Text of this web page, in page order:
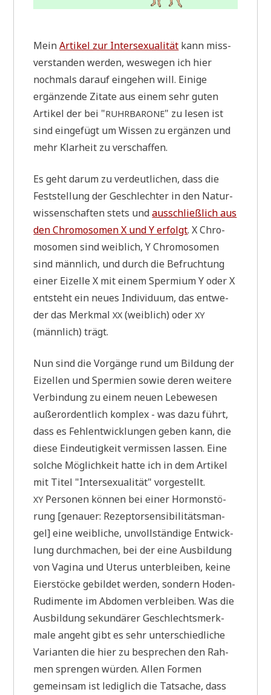
o
r
z
S
n
n
g
MeinArti­kel zur Inter­se­xua­li­tät kann miss­
ver­stan­den wer­den, wes­we­gen ich hier
noch­mals dar­auf ein­ge­hen will. Eini­ge
ergän­zen­de Zita­te aus einem sehr guten
Arti­kel der bei "RUHRBARONE" zu lesen ist
sind ein­ge­fügt um Wis­sen zu ergän­zen und
mehr Klar­heit zu verschaffen.
Es geht dar­um zu ver­deut­li­chen, dass die
Fest­stel­lung der Geschlech­ter in den Natur­
wis­sen­schaf­ten stets undaus­schließ­lich aus
den Chro­mo­so­men X und Y erfolgt. X Chro­
mo­so­men sind weib­lich, Y Chro­mo­so­men
sind männ­lich, und durch die Befruch­tung
einer Eizel­le X mit einem Sper­mi­um Y oder X
ent­steht ein neu­es Indi­vi­du­um, das ent­we­
der das Merk­malXX (weib­lich) oderXY
(männ­lich) trägt.
Nun sind die Vor­gän­ge rund um Bil­dung der
Eizel­len und Sper­mi­en sowie deren wei­te­re
Ver­bin­dung zu einem neu­en Lebe­we­sen
außer­or­dent­lich kom­plex - was dazu führt,
dass es Fehl­ent­wick­lun­gen geben kann, die
die­se Ein­deu­tig­keit ver­mis­sen las­sen. Eine
sol­che Mög­lich­keit hat­te ich in dem Arti­kel
mit Titel "Inter­se­xua­li­tät" vorgestellt.
XYPer­so­nen kön­nen bei einer Hor­mon­stö­
rung [genau­er: Rezep­tor­sen­si­bi­li­täts­man­
gel] eine weib­li­che, unvoll­stän­di­ge Ent­wick­
lung durch­ma­chen, bei der eine Aus­bil­dung
von Vagi­na und Ute­rus unter­blei­ben, kei­ne
Eier­stöcke gebil­det wer­den, son­dern Hoden-
Rudi­men­te im Abdo­men ver­blei­ben. Was die
Aus­bil­dung sekun­dä­rer Geschlechts­merk­
ma­le angeht gibt es sehr unter­schied­li­che
Vari­an­ten die hier zu bespre­chen den Rah­
men spren­gen wür­den. Allen For­men
gemein­sam ist ledig­lich die Tat­sa­che, dass